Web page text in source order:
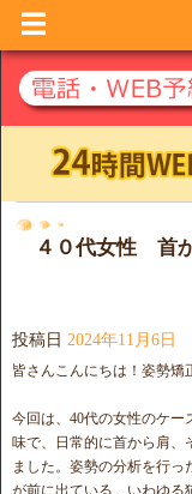
日別アーカイブ:
４０代女性 首
投稿日 2024年11月6日
皆さんこんにちは！姿勢矯
今回は、40代の女性のケー
味で、日常的に首から肩、
ました。姿勢の分析を行
が前に出ている、いわゆる